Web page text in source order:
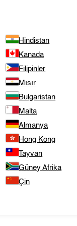
Hindistan
Kanada
Filipinler
Mısır
Bulgaristan
Malta
Almanya
Hong Kong
Tayvan
Güney Afrika
Çin